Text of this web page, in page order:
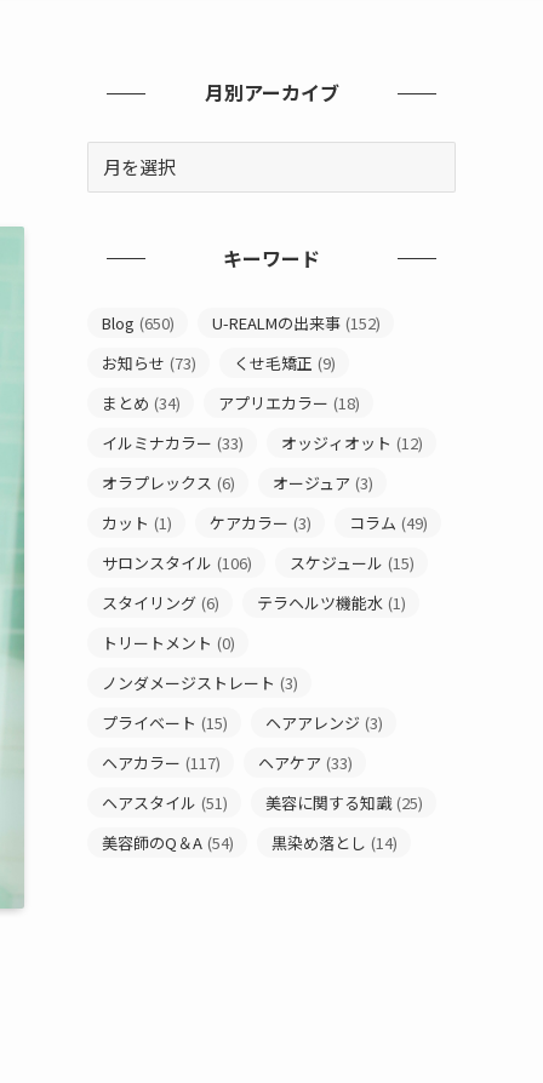
月別アーカイブ
キーワード
Blog (650) U-REALMの出来事 (152)
お知らせ (73) くせ毛矯正 (9)
まとめ (34) アプリエカラー (18)
イルミナカラー (33) オッジィオット (12)
オラプレックス (6) オージュア (3)
カット (1) ケアカラー (3) コラム (49)
サロンスタイル (106) スケジュール (15)
スタイリング (6) テラヘルツ機能水 (1)
トリートメント (0)
ノンダメージストレート (3)
プライベート (15) ヘアアレンジ (3)
ヘアカラー (117) ヘアケア (33)
ヘアスタイル (51) 美容に関する知識 (25)
美容師のQ＆A (54) 黒染め落とし (14)